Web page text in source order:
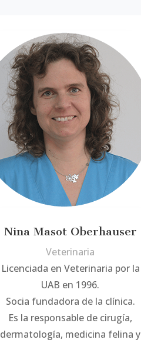
Nina Masot Oberhauser
Veterinaria
Licenciada en Veterinaria por la
UAB en 1996.
Socia fundadora de la clínica.
Es la responsable de cirugía,
dermatología, medicina felina y